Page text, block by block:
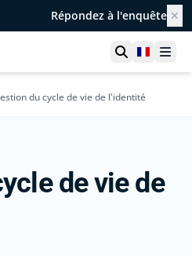
Répondez à l'enquête ✕
Ouvrir la
France
du cycle de vie de l'identité
de vie de